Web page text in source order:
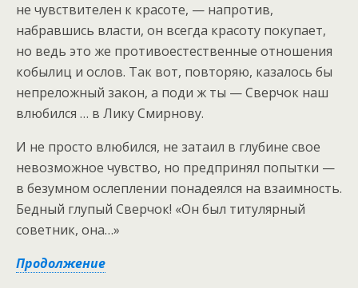
не чувствителен к красоте, — напротив,
набравшись власти, он всегда красоту покупает,
но ведь это же противоестественные отношения
кобылиц и ослов. Так вот, повторяю, казалось бы
непреложный закон, а поди ж ты — Сверчок наш
влюбился … в Лику Смирнову.
И не просто влюбился, не затаил в глубине свое
невозможное чувство, но предпринял попытки —
в безумном ослеплении понадеялся на взаимность.
Бедный глупый Сверчок! «Он был титулярный
советник, она…»
Продолжение